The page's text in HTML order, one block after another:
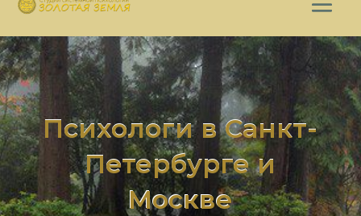
Психологи в Санкт-
Петербурге и
Москве